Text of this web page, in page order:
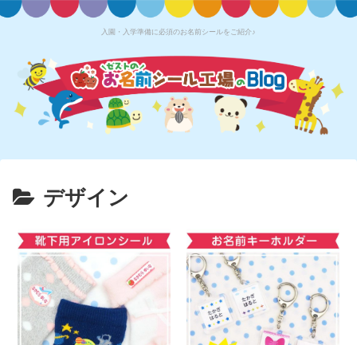
入園・入学準備に必須のお名前シールをご紹介♪
デザイン